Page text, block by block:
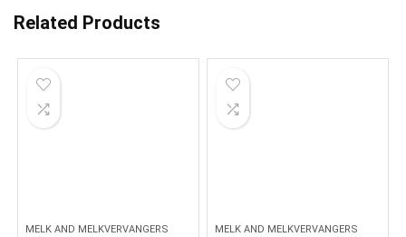
Related Products
MELK AND MELKVERVANGERS MELK AND MELKVERVANGERS